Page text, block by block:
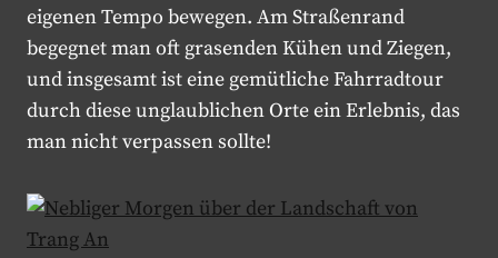
eigenen Tempo bewegen. Am Straßenrand
begegnet man oft grasenden Kühen und Ziegen,
und insgesamt ist eine gemütliche Fahrradtour
durch diese unglaublichen Orte ein Erlebnis, das
man nicht verpassen sollte!